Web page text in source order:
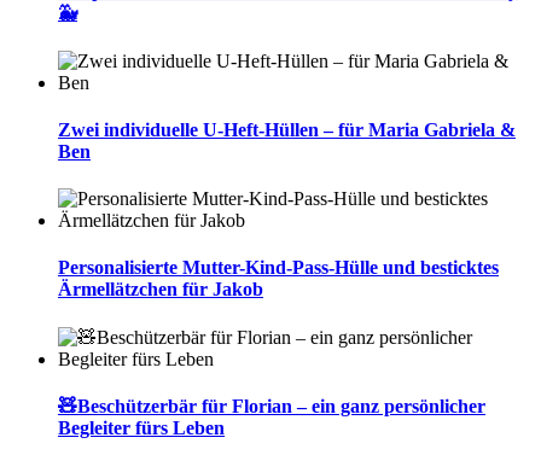
🐳
Zwei individuelle U-Heft-Hüllen – für Maria Gabriela &
Ben
Personalisierte Mutter-Kind-Pass-Hülle und besticktes
Ärmellätzchen für Jakob
🧸Beschützerbär für Florian – ein ganz persönlicher
Begleiter fürs Leben